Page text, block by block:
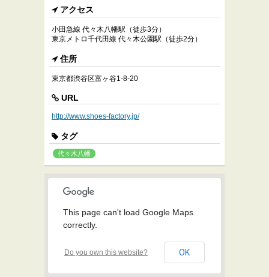
アクセス
小田急線 代々木八幡駅（徒歩3分）
東京メトロ千代田線 代々木公園駅（徒歩2分）
住所
東京都渋谷区富ヶ谷1-8-20
URL
http://www.shoes-factory.jp/
タグ
代々木八幡
This page can't load Google Maps
correctly.
Do you own this website? OK